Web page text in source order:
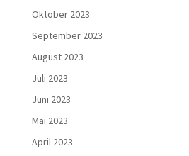
Oktober 2023
September 2023
August 2023
Juli 2023
Juni 2023
Mai 2023
April 2023